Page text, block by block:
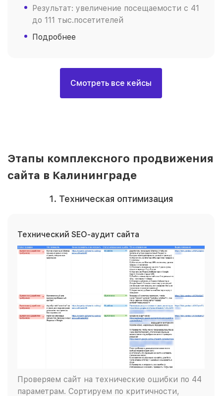
Результат: увеличение посещаемости с 41
до 111 тыс.посетителей
Подробнее
Смотреть все кейсы
Этапы комплексного продвижения
сайта в Калининграде
1. Техническая оптимизация
Технический SEO-аудит сайта
Проверяем сайт на технические ошибки по 44
параметрам. Сортируем по критичности,